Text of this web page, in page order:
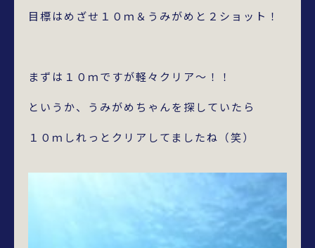
目標はめざせ１０ｍ＆うみがめと２ショット！
まずは１０ｍですが軽々クリア～！！
というか、うみがめちゃんを探していたら
１０ｍしれっとクリアしてましたね（笑）